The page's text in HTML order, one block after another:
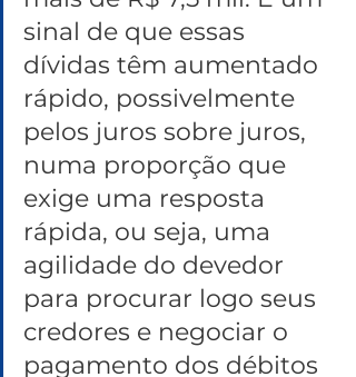
sinal de que essas
dívidas têm aumentado
rápido, possivelmente
pelos juros sobre juros,
numa proporção que
exige uma resposta
rápida, ou seja, uma
agilidade do devedor
para procurar logo seus
credores e negociar o
pagamento dos débitos